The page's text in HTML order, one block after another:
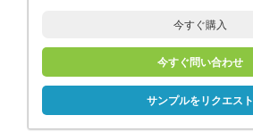
今すぐ購入
今すぐ問い合わせ
サンプルをリクエスト